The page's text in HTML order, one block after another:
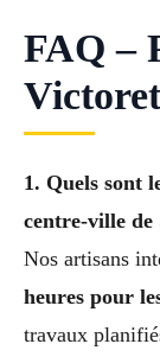
FAQ –
Victoret
1. Quels sont
centre-ville
Nos artisans
heures pour
travaux